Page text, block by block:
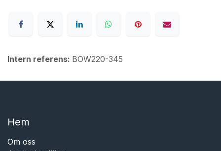
Intern referens: BOW220-345
Hem​​
Om oss